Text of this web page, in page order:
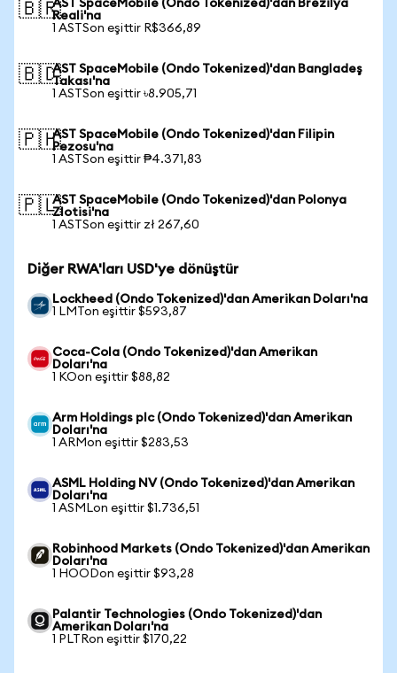
🇧🇷AST SpaceMobile (Ondo Tokenized)'dan Brezilya
Reali'na
1 ASTSon eşittir R$366,89
🇧🇩AST SpaceMobile (Ondo Tokenized)'dan Bangladeş
Takası'na
1 ASTSon eşittir ৳8.905,71
🇵🇭AST SpaceMobile (Ondo Tokenized)'dan Filipin
Pezosu'na
1 ASTSon eşittir ₱4.371,83
🇵🇱AST SpaceMobile (Ondo Tokenized)'dan Polonya
Zlotisi'na
1 ASTSon eşittir zł 267,60
Diğer RWA'ları USD'ye dönüştür
Lockheed (Ondo Tokenized)'dan Amerikan Doları'na
1 LMTon eşittir $593,87
Coca-Cola (Ondo Tokenized)'dan Amerikan
Doları'na
1 KOon eşittir $88,82
Arm Holdings plc (Ondo Tokenized)'dan Amerikan
Doları'na
1 ARMon eşittir $283,53
ASML Holding NV (Ondo Tokenized)'dan Amerikan
Doları'na
1 ASMLon eşittir $1.736,51
Robinhood Markets (Ondo Tokenized)'dan Amerikan
Doları'na
1 HOODon eşittir $93,28
Palantir Technologies (Ondo Tokenized)'dan
Amerikan Doları'na
1 PLTRon eşittir $170,22